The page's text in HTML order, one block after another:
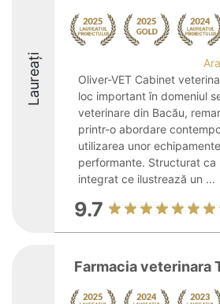
Laureați
Oliver-VET Cabinet
loc important în domeniul
veterinare din Bacău,
printr-o abordare
utilizarea unor echipamente
performante. Structurat ca
integrat ce ilustrează un ...
9.7
Farmacia veterinara